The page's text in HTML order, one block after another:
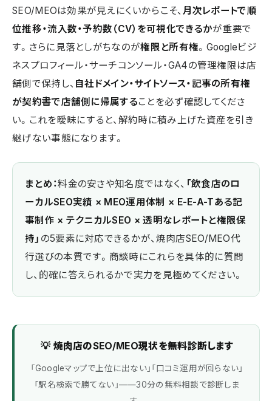
SEO/MEOは効果が見えにくいからこそ、 月次レポートで順
位推移・流入数・予約数（CV）を可視化できるかが重要で
す。さらに見落としがちなのが権限と所有権。Googleビジ
ネスプロフィール・サーチコンソール・GA4の管理権限は店
舗側で保持し、 自社ドメイン・サイトソース・記事の所有権
が契約書で店舗側に帰属することを必ず確認してくださ
い。これを曖昧にすると、解約時に積み上げた資産を引き
継げない事態になります。
まとめ：料金の安さや知名度ではなく、 「飲食店のロ
ーカルSEO実績 × MEO運用体制 × E-E-A-Tある記
事制作 × テクニカルSEO × 透明なレポートと権限保
持」 の5要素に対応できるかが、焼肉店SEO/MEO代
行選びの本質です。商談時にこれらを具体的に質問
し、的確に答えられるかで実力を見極めてください。
💡 焼肉店のSEO/MEO現状を無料診断します
「Googleマップで上位に出ない」「口コミ運用が回らない」
「駅名検索で勝てない」——30分の無料相談で診断しま